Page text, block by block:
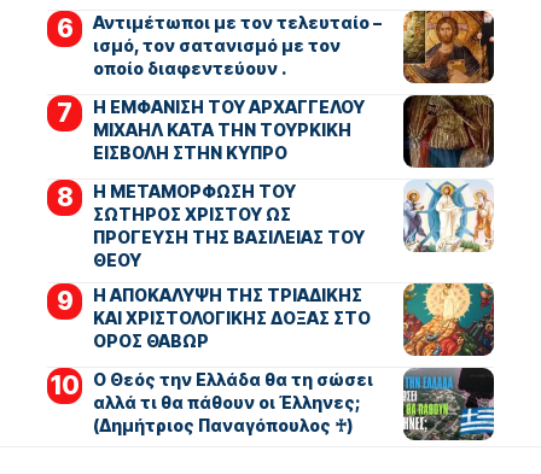
Αντιμέτωποι με τον τελευταίο –
ισμό, τον σατανισμό με τον
οποίο διαφεντεύουν .
Η ΕΜΦΑΝΙΣΗ ΤΟΥ ΑΡΧΑΓΓΕΛΟΥ
ΜΙΧΑΗΛ ΚΑΤΑ ΤΗΝ ΤΟΥΡΚΙΚΗ
ΕΙΣΒΟΛΗ ΣΤΗΝ ΚΥΠΡΟ
Η ΜΕΤΑΜΟΡΦΩΣΗ ΤΟΥ
ΣΩΤΗΡΟΣ ΧΡΙΣΤΟΥ ΩΣ
ΠΡΟΓΕΥΣΗ ΤΗΣ ΒΑΣΙΛΕΙΑΣ ΤΟΥ
ΘΕΟΥ
Η ΑΠΟΚΑΛΥΨΗ ΤΗΣ ΤΡΙΑΔΙΚΗΣ
ΚΑΙ ΧΡΙΣΤΟΛΟΓΙΚΗΣ ΔΟΞΑΣ ΣΤΟ
ΟΡΟΣ ΘΑΒΩΡ
Ο Θεός την Ελλάδα θα τη σώσει
αλλά τι θα πάθουν οι Έλληνες;
(Δημήτριος Παναγόπουλος ♰)